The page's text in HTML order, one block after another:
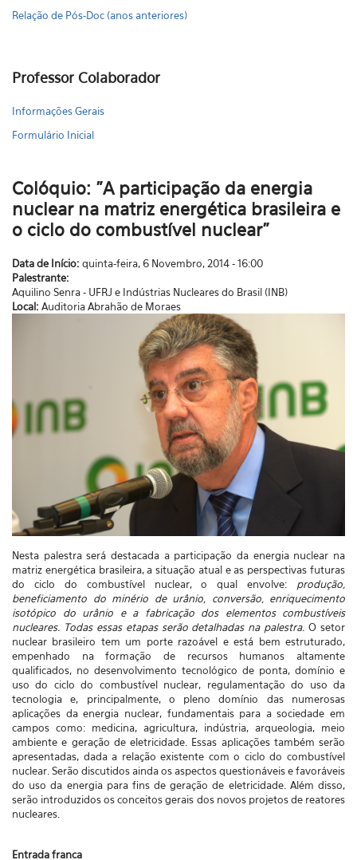
Relação de Pós-Doc (anos anteriores)
Professor Colaborador
Informações Gerais
Formulário Inicial
Colóquio: "A participação da energia
nuclear na matriz energética brasileira e
o ciclo do combustível nuclear"
Data de Início: quinta-feira, 6 Novembro, 2014 - 16:00
Palestrante:
Aquilino Senra - UFRJ e Indústrias Nucleares do Brasil (INB)
Local: Auditoria Abrahão de Moraes
Nesta palestra será destacada a participação da energia nuclear na
matriz energética brasileira, a situação atual e as perspectivas futuras
do ciclo do combustível nuclear, o qual envolve: produção,
beneficiamento do minério de urânio, conversão, enriquecimento
isotópico do urânio e a fabricação dos elementos combustíveis
nucleares. Todas essas etapas serão detalhadas na palestra.O setor
nuclear brasileiro tem um porte razoável e está bem estruturado,
empenhado na formação de recursos humanos altamente
qualificados, no desenvolvimento tecnológico de ponta, domínio e
uso do ciclo do combustível nuclear, regulamentação do uso da
tecnologia e, principalmente, o pleno domínio das numerosas
aplicações da energia nuclear, fundamentais para a sociedade em
campos como: medicina, agricultura, indústria, arqueologia, meio
ambiente e geração de eletricidade. Essas aplicações também serão
apresentadas, dada a relação existente com o ciclo do combustível
nuclear. Serão discutidos ainda os aspectos questionáveis e favoráveis
do uso da energia para fins de geração de eletricidade. Além disso,
serão introduzidos os conceitos gerais dos novos projetos de reatores
nucleares.
Entrada franca